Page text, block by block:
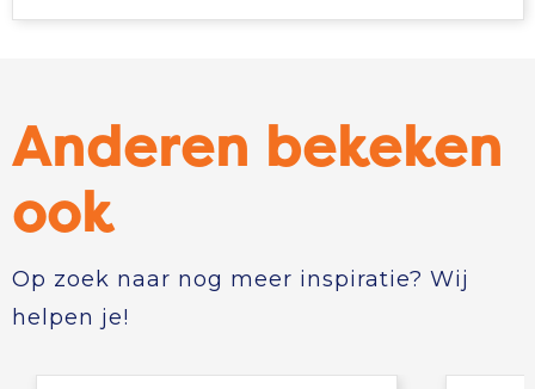
Anderen bekeken
ook
Op zoek naar nog meer inspiratie? Wij
helpen je!